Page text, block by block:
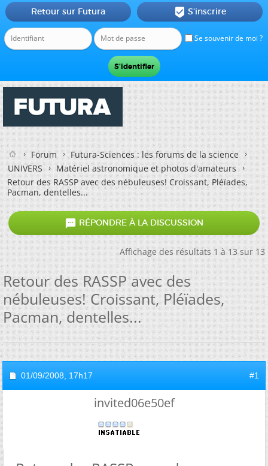
Se souvenir de moi ?
Retour sur Futura  S'inscrire
Forum
Futura-Sciences : les forums de la science
UNIVERS
Matériel astronomique et photos d'amateurs
Retour des RASSP avec des nébuleuses! Croissant, Pléïades,
Pacman, dentelles...
 RÉPONDRE À LA DISCUSSION
Affichage des résultats 1 à 13 sur 13
Retour des RASSP avec des
nébuleuses! Croissant, Pléïades,
Pacman, dentelles...
01/09/2008, 17h17 #1
invited06e50ef